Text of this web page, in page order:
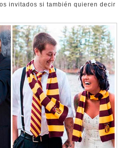
invitados si también quieren decir